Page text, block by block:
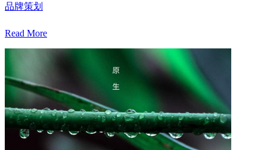
品牌策划
Read More